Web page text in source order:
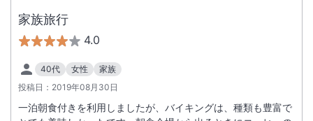
家族旅行
4.0
40代 女性
家族
投稿日： 2019年08月30日
一泊朝食付きを利用しましたが、バイキングは、種類も豊富で